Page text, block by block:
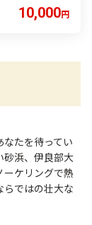
HIS クーポン
券 3000 旅行
10,000円
なたを待ってい
砂浜、伊良部大
ーケリングで熱
らではの壮大な